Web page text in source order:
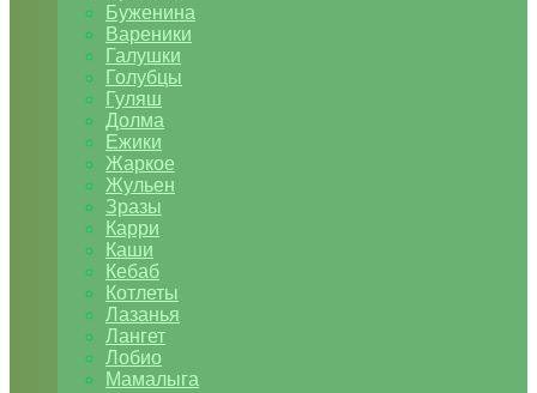
Буженина
Вареники
Галушки
Голубцы
Гуляш
Долма
Ежики
Жаркое
Жульен
Зразы
Карри
Каши
Кебаб
Котлеты
Лазанья
Лангет
Лобио
Мамалыга